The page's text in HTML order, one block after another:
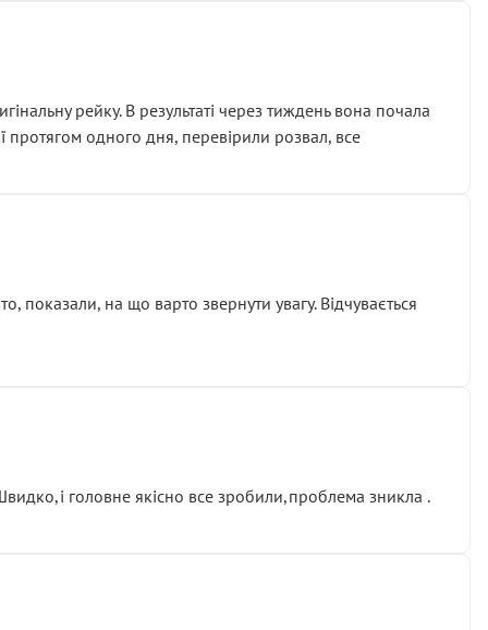
рейку. В результаті через тиждень вона почала
протягом одного дня, перевірили розвал, все
на що варто звернути увагу. Відчувається
головне якісно все зробили,проблема зникла .